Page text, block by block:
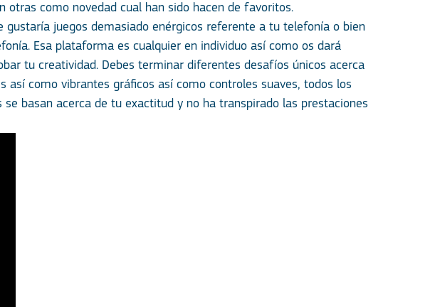
otras como novedad cual han sido hacen de favoritos.
gustaría juegos demasiado enérgicos ​​referente a tu telefonía o bien
Esa plataforma es cualquier en individuo así­ como os dará
tu creatividad. Debes terminar diferentes desafíos únicos acerca
como vibrantes gráficos así­ como controles suaves, todos los
basan acerca de tu exactitud y no ha transpirado las prestaciones